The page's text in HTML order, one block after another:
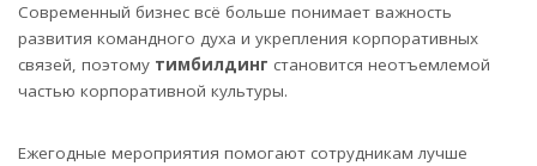
Современный бизнес всё больше понимает важность
развития командного духа и укрепления корпоративных
связей, поэтому тимбилдинг становится неотъемлемой
частью корпоративной культуры.
Ежегодные мероприятия помогают сотрудникам лучше